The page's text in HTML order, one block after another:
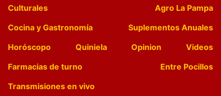
Culturales
Agro La Pampa
Cocina y Gastronomía
Suplementos Anuales
Horóscopo
Quiniela Opinion
Videos
Farmacias de turno
Entre Pocillos
Transmisiones en vivo